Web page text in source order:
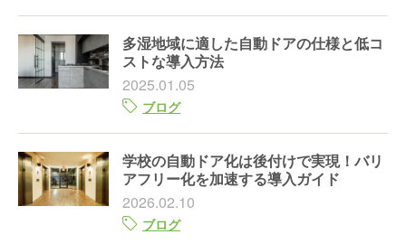
多湿地域に適した自動ドアの仕様と低コ
ストな導入方法
2025.01.05
ブログ
学校の自動ドア化は後付けで実現！バリ
アフリー化を加速する導入ガイド
2026.02.10
ブログ